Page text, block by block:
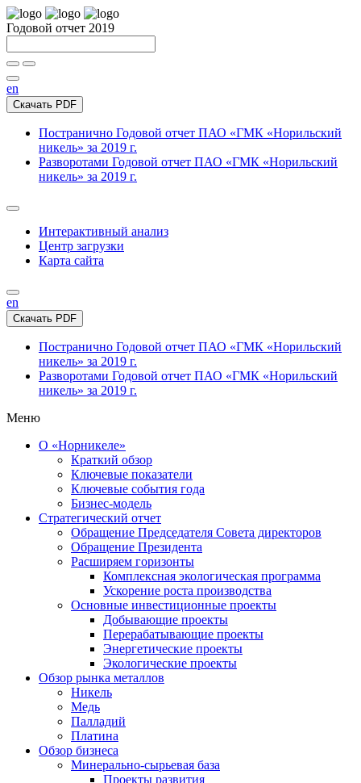
Годовой отчет 2019
en
Скачать PDF
Постранично Годовой отчет ПАО «ГМК «Норильский
никель» за 2019 г.
Разворотами Годовой отчет ПАО «ГМК «Норильский
никель» за 2019 г.
Интерактивный анализ
Центр загрузки
Карта сайта
en
Скачать PDF
Постранично Годовой отчет ПАО «ГМК «Норильский
никель» за 2019 г.
Разворотами Годовой отчет ПАО «ГМК «Норильский
никель» за 2019 г.
Меню
О «Норникеле»
Краткий обзор
Ключевые показатели
Ключевые события года
Бизнес-модель
Стратегический отчет
Обращение Председателя Совета директоров
Обращение Президента
Расширяем горизонты
Комплексная экологическая программа
Ускорение роста производства
Основные инвестиционные проекты
Добывающие проекты
Перерабатывающие проекты
Энергетические проекты
Экологические проекты
Обзор рынка металлов
Никель
Медь
Палладий
Платина
Обзор бизнеса
Минерально-сырьевая база
Проекты развития